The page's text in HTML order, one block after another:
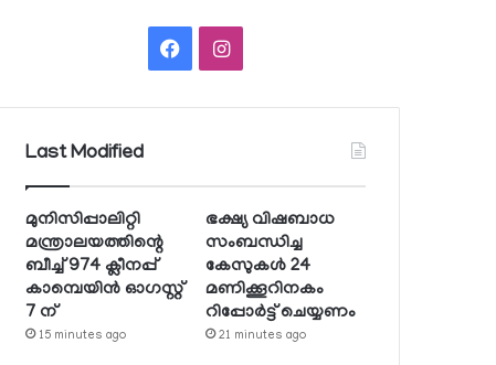
FacebookInstagram
Last Modified
മുനിസിപ്പാലിറ്റി
മന്ത്രാലയത്തിന്റെ
ബീച്ച് 974 ക്ലീനപ്പ്
കാമ്പെയിന്‍ ഓഗസ്റ്റ്
7 ന്
15 minutes ago
ഭക്ഷ്യ വിഷബാധ
സംബന്ധിച്ച
കേസുകള്‍ 24
മണിക്കൂറിനകം
റിപ്പോര്‍ട്ട് ചെയ്യണം
21 minutes ago